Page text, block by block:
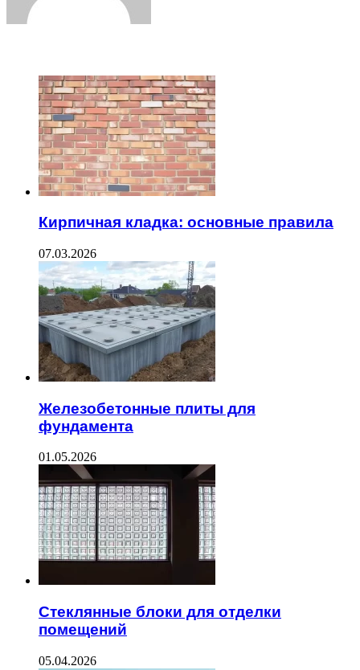
Кирпичная кладка: основные правила
07.03.2026
Железобетонные плиты для
фундамента
01.05.2026
Стеклянные блоки для отделки
помещений
05.04.2026